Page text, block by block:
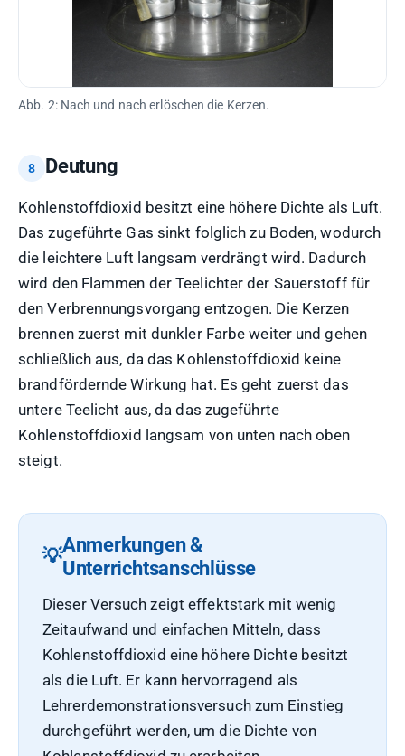
Abb. 2: Nach und nach erlöschen die Kerzen.
Deutung
Kohlenstoffdioxid besitzt eine höhere Dichte als Luft.
Das zugeführte Gas sinkt folglich zu Boden, wodurch
die leichtere Luft langsam verdrängt wird. Dadurch
wird den Flammen der Teelichter der Sauerstoff für
den Verbrennungsvorgang entzogen. Die Kerzen
brennen zuerst mit dunkler Farbe weiter und gehen
schließlich aus, da das Kohlenstoffdioxid keine
brandfördernde Wirkung hat. Es geht zuerst das
untere Teelicht aus, da das zugeführte
Kohlenstoffdioxid langsam von unten nach oben
steigt.
Anmerkungen &
Unterrichtsanschlüsse
Dieser Versuch zeigt effektstark mit wenig
Zeitaufwand und einfachen Mitteln, dass
Kohlenstoffdioxid eine höhere Dichte besitzt
als die Luft. Er kann hervorragend als
Lehrerdemonstrationsversuch zum Einstieg
durchgeführt werden, um die Dichte von